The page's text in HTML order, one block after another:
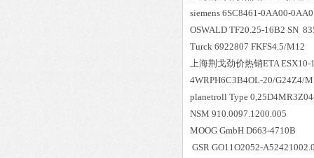
siemens 6SC8461-0AA00-0AA0
OSWALD TF20.25-16B2 SN
Turck 6922807 FKFS4.5/M12
上海荆戈劲价热销ETA ESX10-
4WRPH6C3B4OL-20/G24Z4/
planetroll Type
NSM 910.0097.1200.005
MOOG GmbH D663-4710B
GSR GO11O2052-